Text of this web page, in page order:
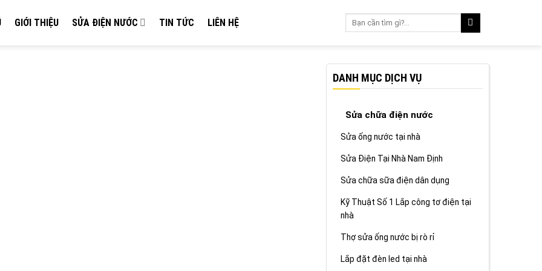
GIỚI THIỆU SỬA ĐIỆN NƯỚC TIN TỨC LIÊN HỆ
DANH MỤC DỊCH VỤ
Sửa chữa điện nước
Sửa ống nước tại nhà
Sửa Điện Tại Nhà Nam Định
Sửa chữa sữa điện dân dụng
Kỹ Thuật Số 1 Lắp công tơ điện tại
nhà
Thợ sửa ống nước bị rò rỉ
Lắp đặt đèn led tại nhà